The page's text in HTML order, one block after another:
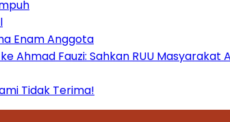
Enam Anggota
Ahmad Fauzi: Sahkan RUU Masyarakat
Tidak Terima!